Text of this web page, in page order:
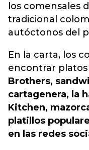
los comensales
tradicional
autóctonos del
En la carta, los
encontrar
Brothers,
cartagenera, la
Kitchen,
platillos
en las redes